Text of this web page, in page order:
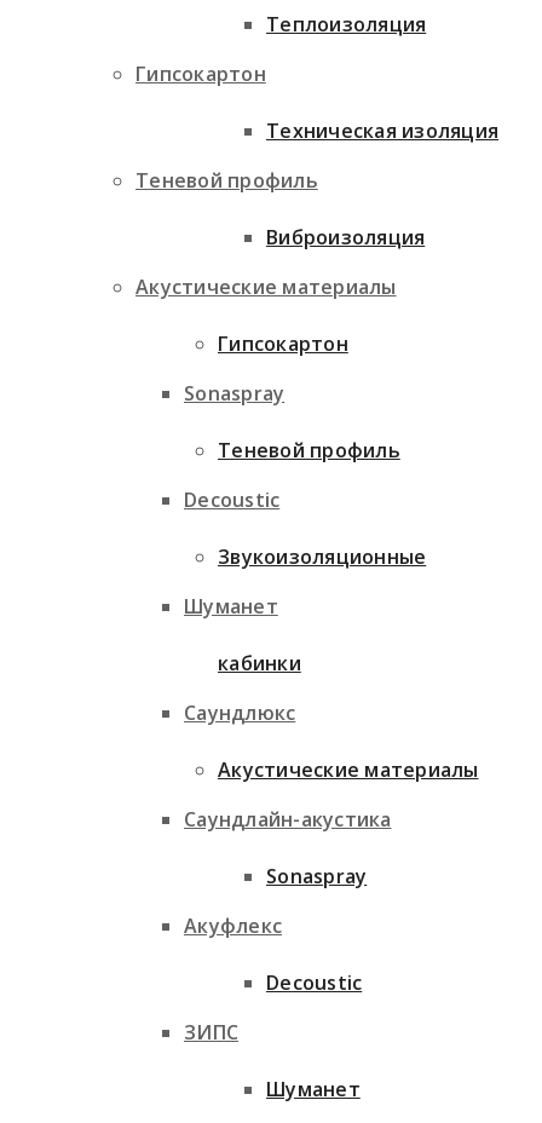
Гипсокартон
Теневой профиль
Акустические материалы
Sonaspray
Decoustic
Шуманет
Саундлюкс
Саундлайн-акустика
Акуфлекс
ЗИПС
Теплоизоляция
Техническая изоляция
Виброизоляция
Гипсокартон
Теневой профиль
Звукоизоляционные
кабинки
Акустические материалы
Sonaspray
Decoustic
Шуманет